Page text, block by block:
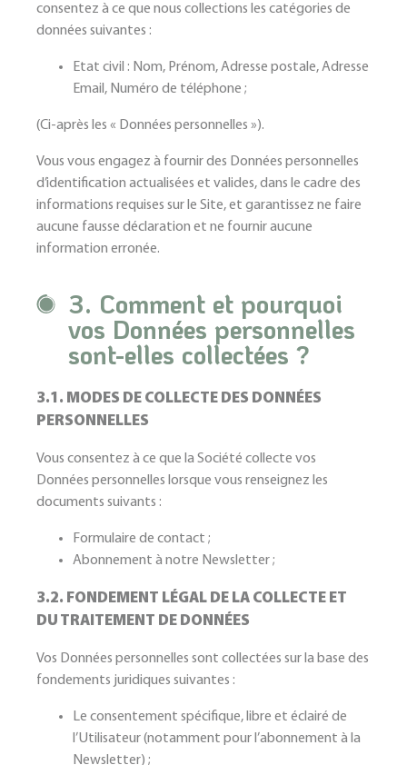
consentez à ce que nous collections les catégories de
données suivantes :
Etat civil : Nom, Prénom, Adresse postale, Adresse
Email, Numéro de téléphone ;
(Ci-après les « Données personnelles »).
Vous vous engagez à fournir des Données personnelles
d’identification actualisées et valides, dans le cadre des
informations requises sur le Site, et garantissez ne faire
aucune fausse déclaration et ne fournir aucune
information erronée.
3. Comment et pourquoi
vos Données personnelles
sont-elles collectées ?
3.1. MODES DE COLLECTE DES DONNÉES
PERSONNELLES
Vous consentez à ce que la Société collecte vos
Données personnelles lorsque vous renseignez les
documents suivants :
Formulaire de contact ;
Abonnement à notre Newsletter ;
3.2. FONDEMENT LÉGAL DE LA COLLECTE ET
DU TRAITEMENT DE DONNÉES
Vos Données personnelles sont collectées sur la base des
fondements juridiques suivantes :
Le consentement spécifique, libre et éclairé de
l’Utilisateur (notamment pour l’abonnement à la
Newsletter) ;